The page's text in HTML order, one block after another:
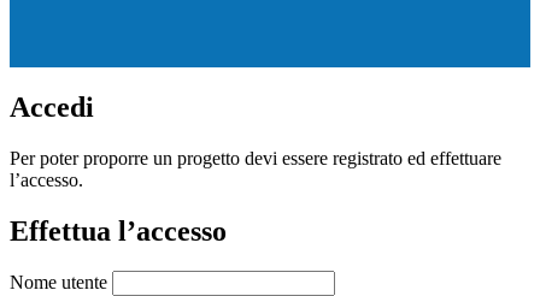
Accedi
Per poter proporre un progetto devi essere registrato ed effettuare
l’accesso.
Effettua l’accesso
Nome utente